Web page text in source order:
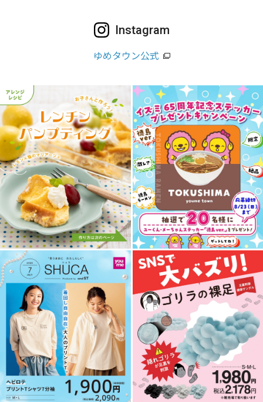
Instagram
ゆめタウン公式